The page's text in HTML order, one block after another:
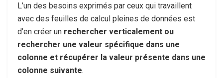
L’un des besoins exprimés par ceux qui travaillent
avec des feuilles de calcul pleines de données est
d’en créer un rechercher verticalement ou
rechercher une valeur spécifique dans une
colonne et récupérer la valeur présente dans une
colonne suivante.